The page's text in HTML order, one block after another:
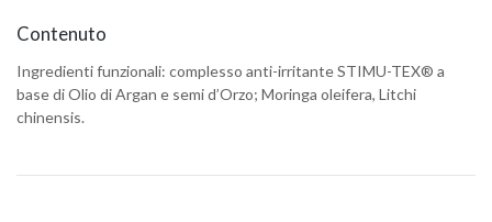
Contenuto
Ingredienti funzionali: complesso anti-irritante STIMU-TEX® a
base di Olio di Argan e semi d’Orzo; Moringa oleifera, Litchi
chinensis.